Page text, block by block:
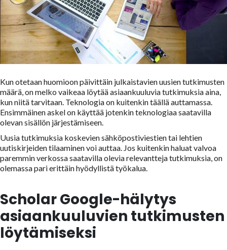
Kun otetaan huomioon päivittäin julkaistavien uusien tutkimusten
määrä, on melko vaikeaa löytää asiaankuuluvia tutkimuksia aina,
kun niitä tarvitaan. Teknologia on kuitenkin täällä auttamassa.
Ensimmäinen askel on käyttää jotenkin teknologiaa saatavilla
olevan sisällön järjestämiseen.
Uusia tutkimuksia koskevien sähköpostiviestien tai lehtien
uutiskirjeiden tilaaminen voi auttaa. Jos kuitenkin haluat valvoa
paremmin verkossa saatavilla olevia relevantteja tutkimuksia, on
olemassa pari erittäin hyödyllistä työkalua.
Scholar Google-hälytys
asiaankuuluvien tutkimusten
löytämiseksi